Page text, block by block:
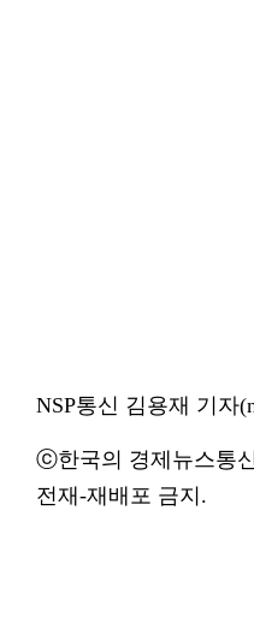
NSP통신 김용재 기자
ⓒ한국의 경제뉴스통
전재-재배포 금지.